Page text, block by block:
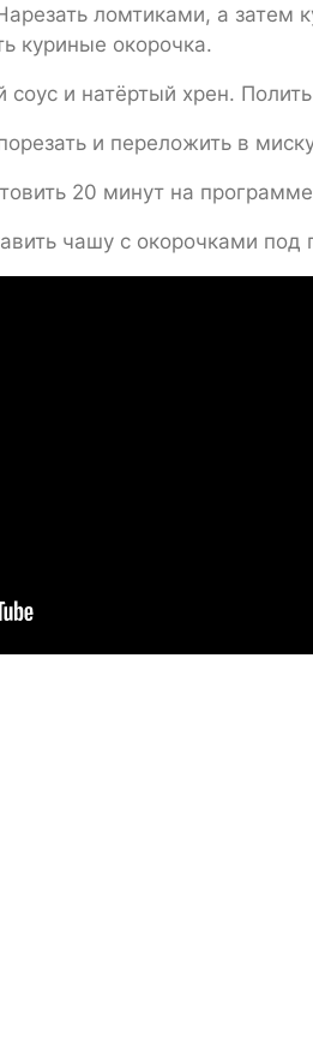
ломтиками, а
куриные окорочка.
и натёртый хрен.
и переложить в
20 минут на
чашу с окорочками под